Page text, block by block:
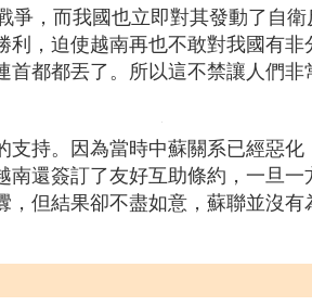
，而我國也立即對其發動了自
，迫使越南再也不敢對我國有
都都丟了。所以這不禁讓人們
持。因為當時中蘇關系已經惡
還簽訂了友好互助條約，一旦
但結果卻不盡如意，蘇聯並沒